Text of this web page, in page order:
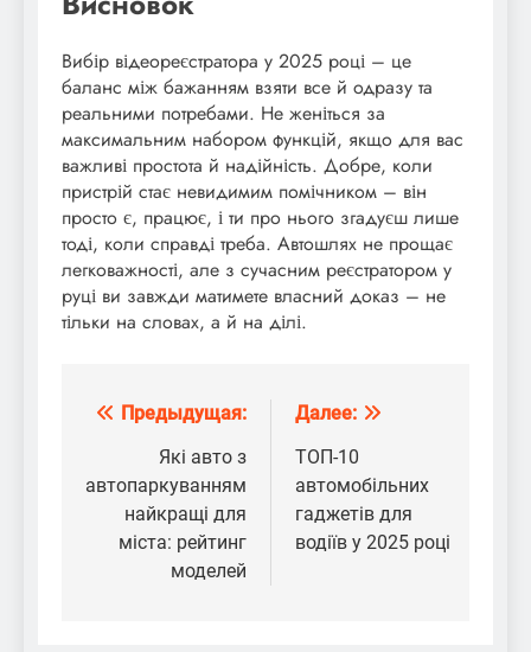
Вибір відеореєстратора у 2025 році – це
баланс між бажанням взяти все й одразу та
реальними потребами. Не женіться за
максимальним набором функцій, якщо для вас
важливі простота й надійність. Добре, коли
пристрій стає невидимим помічником – він
просто є, працює, і ти про нього згадуєш лише
тоді, коли справді треба. Автошлях не прощає
легковажності, але з сучасним реєстратором у
руці ви завжди матимете власний доказ – не
тільки на словах, а й на ділі.
Навигация
записям
Предыдущая:
Які авто з
автопаркуванням
найкращі для
міста: рейтинг
моделей
Далее:
ТОП-10
автомобільних
гаджетів для
водіїв у 2025 році